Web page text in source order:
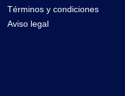
Términos y condiciones
Aviso legal